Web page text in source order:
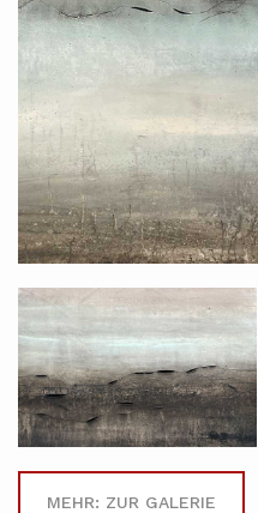
MEHR: ZUR GALERIE